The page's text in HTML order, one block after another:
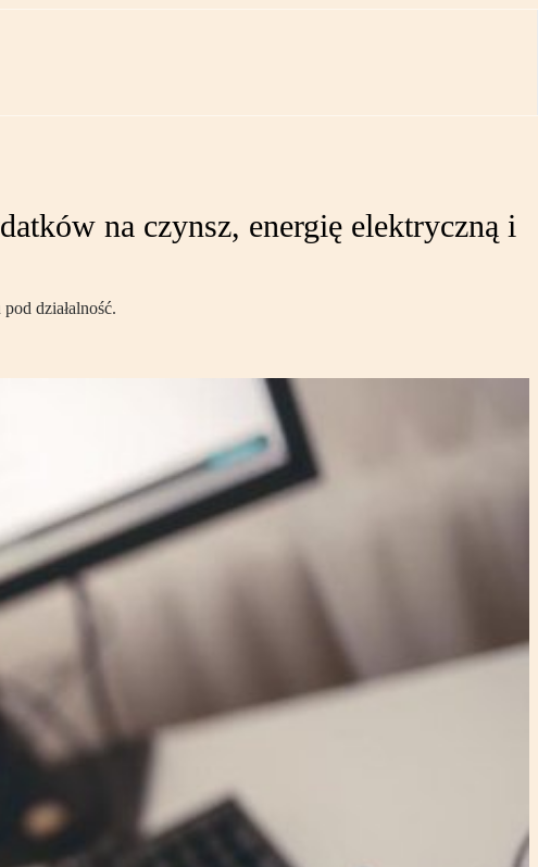
na czynsz, energię elektryczną i
działalność.